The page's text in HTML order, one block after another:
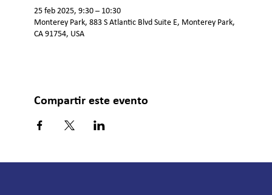
25 feb 2025, 9:30 – 10:30
Monterey Park, 883 S Atlantic Blvd Suite E, Monterey Park,
CA 91754, USA
Compartir este evento